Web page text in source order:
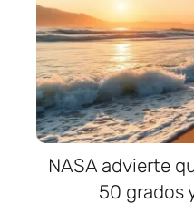
NASA advierte
50 grados